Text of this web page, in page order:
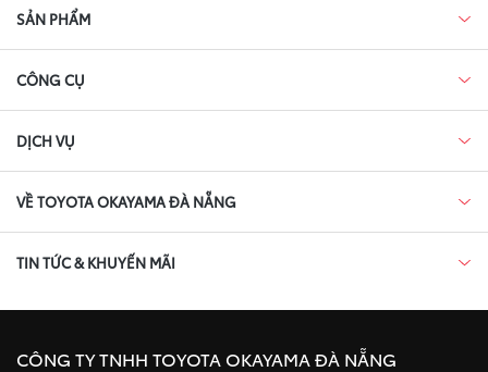
SẢN PHẨM
CÔNG CỤ
DỊCH VỤ
VỀ TOYOTA OKAYAMA ĐÀ NẴNG
TIN TỨC & KHUYẾN MÃI
CÔNG TY TNHH TOYOTA OKAYAMA ĐÀ NẴNG